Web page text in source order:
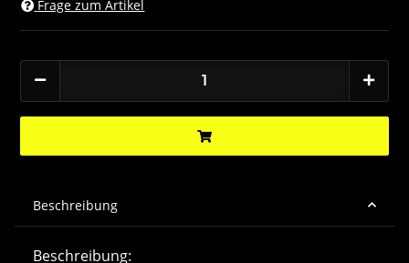
Frage zum Artikel
Beschreibung
Beschreibung: